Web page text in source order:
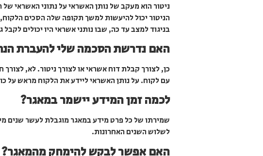
ניטור הוא מעקב של נותן האשראי על נתוני האשראי
הניטור יכול להיעשות למשך תקופה שלה הסכים
בניגוד למצב עד כה, שבו נותני אשראי היו יכולים
האם נדרשת הסכמה שלי להעברת
כן, לצורך קבלת דוח אשראי או לצורך ניטור. לא,
עם לקוח. על נותן האשראי ליידע את הלקוח מראש על
לכמה זמן המידע יישמר במאגר?
שמירתו של כל פרט מידע במאגר מוגבלת לעשר שנים
לשלוש השנים האחרונות.
האם אפשר לבקש להימחק מהמאגר?